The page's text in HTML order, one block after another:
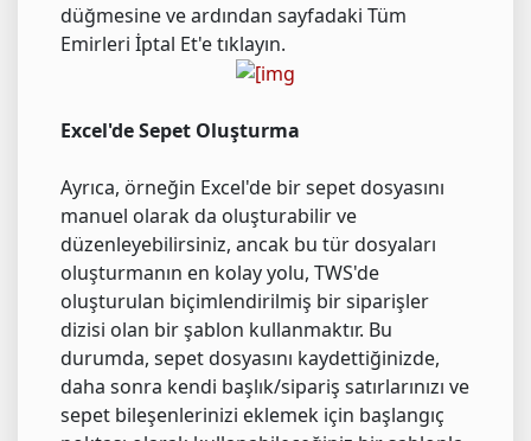
düğmesine ve ardından sayfadaki Tüm
Emirleri İptal Et'e tıklayın.
Excel'de Sepet Oluşturma
Ayrıca, örneğin Excel'de bir sepet dosyasını
manuel olarak da oluşturabilir ve
düzenleyebilirsiniz, ancak bu tür dosyaları
oluşturmanın en kolay yolu, TWS'de
oluşturulan biçimlendirilmiş bir siparişler
dizisi olan bir şablon kullanmaktır. Bu
durumda, sepet dosyasını kaydettiğinizde,
daha sonra kendi başlık/sipariş satırlarınızı ve
sepet bileşenlerinizi eklemek için başlangıç ​​